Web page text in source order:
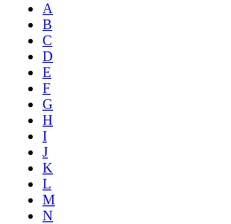
A
B
C
D
E
F
G
H
I
J
K
L
M
N